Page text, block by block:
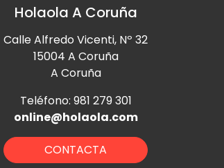
Holaola A Coruña
Calle Alfredo Vicenti, Nº 32
15004 A Coruña
A Coruña
Teléfono: 981 279 301
online@holaola.com
CONTACTA